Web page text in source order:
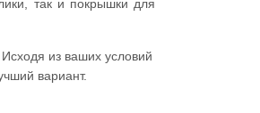
так и покрышки для
из ваших условий
вариант.